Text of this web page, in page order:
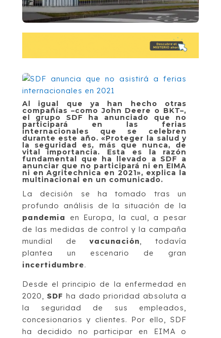
Al igual que ya han hecho otras
compañías –como John Deere o BKT–,
el grupo SDF ha anunciado que no
participará en las ferias
internacionales que se celebren
durante este año. «Proteger la salud y
la seguridad es, más que nunca, de
vital importancia. Esta es la razón
fundamental que ha llevado a SDF a
anunciar que no participará ni en EIMA
ni en Agritechnica en 2021», explica la
multinacional en un comunicado.
La decisión se ha tomado tras un
profundo análisis de la situación de la
pandemia en Europa, la cual, a pesar
de las medidas de control y la campaña
mundial devacunación, todavía
plantea un escenario de gran
incertidumbre.
Desde el principio de la enfermedad en
2020,SDF ha dado prioridad absoluta a
la seguridad de sus empleados,
concesionarios y clientes. Por ello, SDF
ha decidido no participar en EIMA o